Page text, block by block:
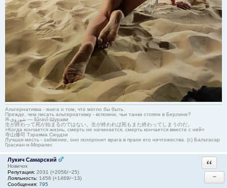
Альтернативка - книга о том, что могло бы быть.
Прежде, чем писать альтернативку - вспомни, чьи танки стояли в Берлине?
Я-شوروی — šûravî-Шурави
生が終わって死が始まるのではない。生が終われば死もまた終わってしまうのだ。
«Когда кончается жизнь, смерть не начинается, смерть кончается вместе с ней»
寺山修司 Тэраяма Сюудзи
Лучшая месть - забвение, оно похоронит врага в прахе его ничтожества. (с) Бальтасар
Грасиан-и-Моралес
Лукич Самарский
Новичок
Репутация: 2031 (+2056/−25)
Лояльность: 1456 (+1469/−13)
Сообщения: 795
−